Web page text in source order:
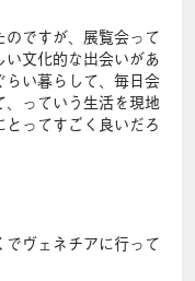
ですが、展覧会って
文化的な出会いがあ
らい暮らして、毎日会
、っていう生活を現地
とってすごく良いだろ
でヴェネチアに行って